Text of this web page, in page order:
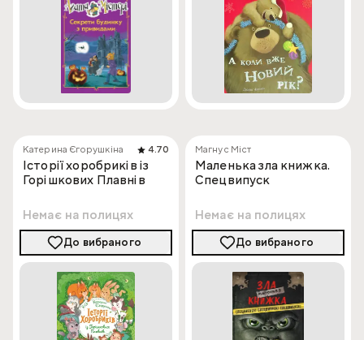
Катерина Єгорушкіна 4.70
Історії хоробриків із
Горішкових Плавнів
Немає на полицях
До вибраного
Магнус Міст
Маленька зла книжка.
Спецвипуск
Немає на полицях
До вибраного